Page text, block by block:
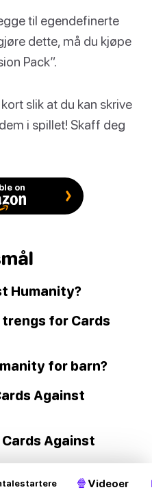
til egendefinerte
dette, må du kjøpe
Pack”.
slik at du kan skrive
i spillet! Skaff deg
on
Humanity?
for Cards
for barn?
Against
Against
🍿 Videoer